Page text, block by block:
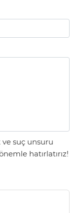
suç unsuru
hatırlatırız!